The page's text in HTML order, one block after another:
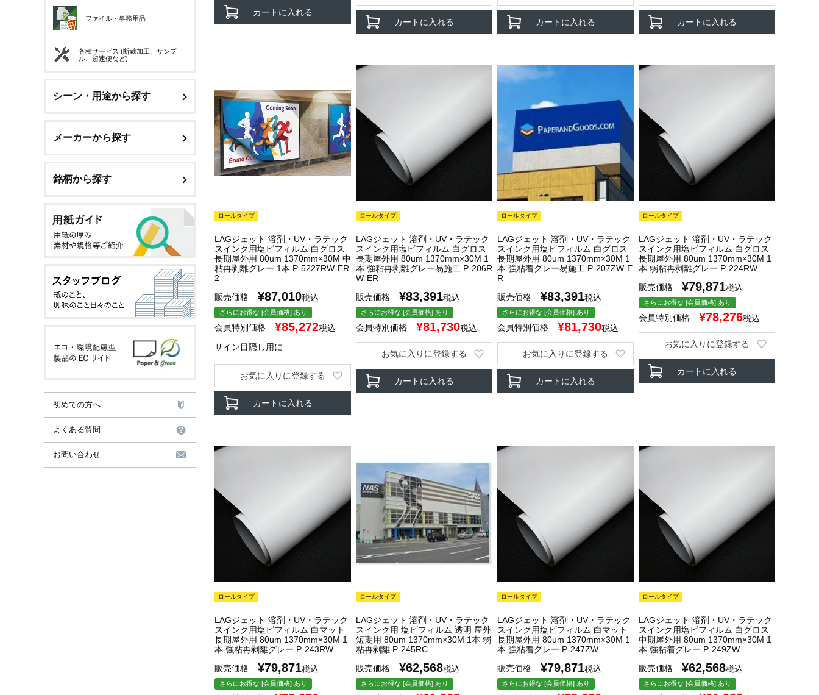
ファイル・事務用品
各種サービス (断裁加工、サンプ
ル、超速便など)
シーン・用途から探す
メーカーから探す
銘柄から探す
初めての方へ
よくある質問
お問い合わせ
カートに入れる
カートに入れる カートに入れる カートに入れる
ロールタイプ
LAGジェット 溶剤・UV・ラテック
スインク用塩ビフィルム 白グロス
長期屋外用 80um 1370mm×30M 中
粘再剥離グレー 1本 P-5227RW-ER
2
販売価格
¥87,010税込
さらにお得な [会員価格] あり
会員特別価格 ¥85,272税込
サイン目隠し用に
カートに入れる
お気に入りに登録する
ロールタイプ
LAGジェット 溶剤・UV・ラテック
スインク用塩ビフィルム 白グロス
長期屋外用 80um 1370mm×30M 1
本 強粘再剥離グレー易施工 P-206R
W-ER
販売価格
¥83,391税込
さらにお得な [会員価格] あり
会員特別価格 ¥81,730税込
カートに入れる
お気に入りに登録する
ロールタイプ
LAGジェット 溶剤・UV・ラテック
スインク用塩ビフィルム 白グロス
長期屋外用 80um 1370mm×30M 1
本 強粘着グレー易施工 P-207ZW-E
R
販売価格
¥83,391税込
さらにお得な [会員価格] あり
会員特別価格 ¥81,730税込
カートに入れる
お気に入りに登録する
ロールタイプ
LAGジェット 溶剤・UV・ラテック
スインク用塩ビフィルム 白グロス
長期屋外用 80um 1370mm×30M 1
本 弱粘再剥離グレー P-224RW
販売価格
¥79,871税込
さらにお得な [会員価格] あり
会員特別価格 ¥78,276税込
カートに入れる
お気に入りに登録する
ロールタイプ
LAGジェット 溶剤・UV・ラテック
スインク用塩ビフィルム 白マット
長期屋外用 80um 1370mm×30M 1
本 強粘再剥離グレー P-243RW
販売価格
¥79,871税込
さらにお得な [会員価格] あり
ロールタイプ
LAGジェット 溶剤・UV・ラテック
スインク用 塩ビフィルム 透明 屋外
短期用 80um 1370mm×30M 1本 弱
粘再剥離 P-245RC
販売価格
¥62,568税込
さらにお得な [会員価格] あり
ロールタイプ
LAGジェット 溶剤・UV・ラテック
スインク用塩ビフィルム 白マット
長期屋外用 80um 1370mm×30M 1
本 強粘着グレー P-247ZW
販売価格
¥79,871税込
さらにお得な [会員価格] あり
ロールタイプ
LAGジェット 溶剤・UV・ラテック
スインク用塩ビフィルム 白グロス
中期屋外用 80um 1370mm×30M 1
本 強粘着グレー P-249ZW
販売価格
¥62,568税込
さらにお得な [会員価格] あり